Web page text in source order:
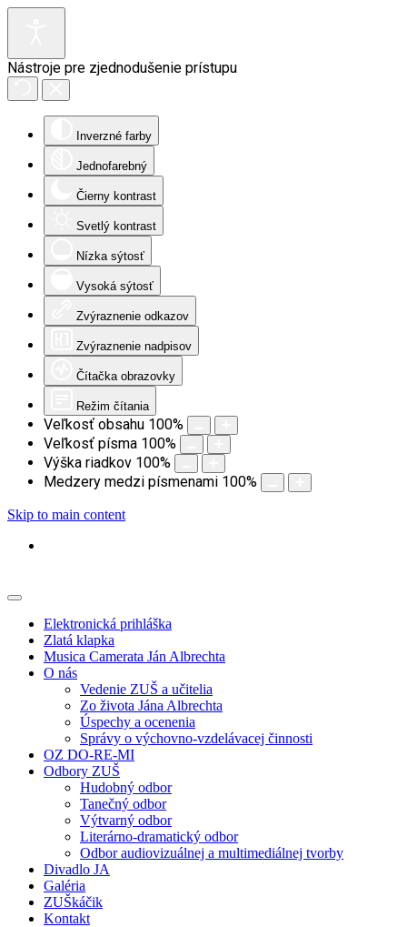
Nástroje pre zjednodušenie prístupu
Inverzné farby
Jednofarebný
Čierny kontrast
Svetlý kontrast
Nízka sýtosť
Vysoká sýtosť
Zvýraznenie odkazov
Zvýraznenie nadpisov
Čítačka obrazovky
Režim čítania
Veľkosť obsahu 100%
Veľkosť písma 100%
Výška riadkov 100%
Medzery medzi písmenami 100%
Skip to main content
Elektronická prihláška
Zlatá klapka
Musica Camerata Ján Albrechta
O nás
Vedenie ZUŠ a učitelia
Zo života Jána Albrechta
Úspechy a ocenenia
Správy o výchovno-vzdelávacej činnosti
OZ DO-RE-MI
Odbory ZUŠ
Hudobný odbor
Tanečný odbor
Výtvarný odbor
Literárno-dramatický odbor
Odbor audiovizuálnej a multimediálnej tvorby
Divadlo JA
Galéria
ZUŠkáčik
Kontakt